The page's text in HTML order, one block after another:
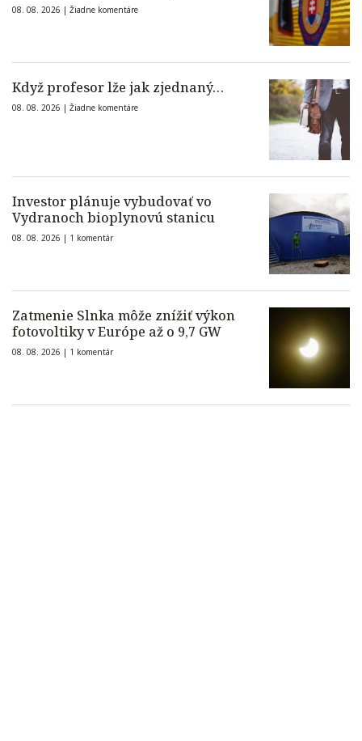
08. 08. 2026 | Žiadne komentáre
Když profesor lže jak zjednaný…
08. 08. 2026 | Žiadne komentáre
Investor plánuje vybudovať vo
Vydranoch bioplynovú stanicu
08. 08. 2026 | 1 komentár
Zatmenie Slnka môže znížiť výkon
fotovoltiky v Európe až o 9,7 GW
08. 08. 2026 | 1 komentár